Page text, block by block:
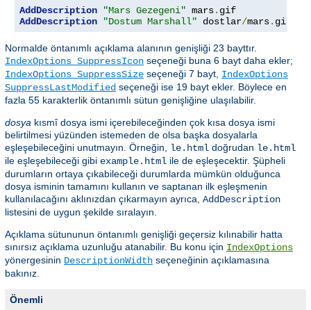
AddDescription "Mars Gezegeni" mars. gif
AddDescription
"Dostum Marshall" dostlar/mars. gif
Normalde öntanımlı açıklama alanının genişliği 23 bayttır.
IndexOptions SuppressIcon seçeneği buna 6 bayt daha ekler;
IndexOptions SuppressSize seçeneği 7 bayt, IndexOptions
SuppressLastModified seçeneği ise 19 bayt ekler. Böylece en
fazla 55 karakterlik öntanımlı sütun genişliğine ulaşılabilir.
dosya kısmî dosya ismi içerebileceğinden çok kısa dosya ismi
belirtilmesi yüzünden istemeden de olsa başka dosyalarla
eşleşebileceğini unutmayın. Örneğin, le.html doğrudan le.html
ile eşleşebileceği gibi example.html ile de eşleşecektir. Şüpheli
durumların ortaya çıkabileceği durumlarda mümkün olduğunca
dosya isminin tamamını kullanın ve saptanan ilk eşleşmenin
kullanılacağını aklınızdan çıkarmayın ayrıca, AddDescription
listesini de uygun şekilde sıralayın.
Açıklama sütununun öntanımlı genişliği geçersiz kılınabilir hatta
sınırsız açıklama uzunluğu atanabilir. Bu konu için IndexOptions
yönergesinin DescriptionWidth seçeneğinin açıklamasına
bakınız.
Önemli